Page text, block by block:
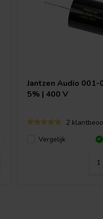
Jantzen Audio 001-
5% | 400 V
2
Vergelijk